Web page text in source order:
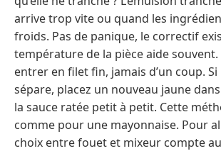
arrive trop vite ou quand les
froids. Pas de panique, le correctif
température de la pièce aide souvent.
entrer en filet fin, jamais d’un coup. Si
sépare, placez un nouveau jaune
la sauce ratée petit à petit. Cette
comme pour une mayonnaise. Pour
choix entre fouet et mixeur compte